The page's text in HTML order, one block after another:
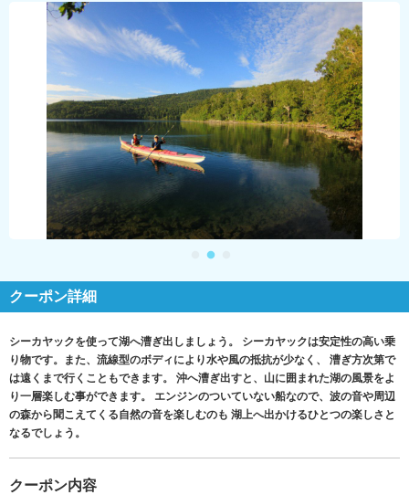
クーポン詳細
シーカヤックを使って湖へ漕ぎ出しましょう。 シーカヤックは安定性の高い乗
り物です。また、流線型のボディにより水や風の抵抗が少なく、 漕ぎ方次第で
は遠くまで行くこともできます。 沖へ漕ぎ出すと、山に囲まれた湖の風景をよ
り一層楽しむ事ができます。 エンジンのついていない船なので、波の音や周辺
の森から聞こえてくる自然の音を楽しむのも 湖上へ出かけるひとつの楽しさと
なるでしょう。
クーポン内容